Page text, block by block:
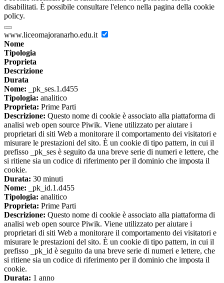
disabilitati. È possibile consultare l'elenco nella pagina della cookie
policy.
www.liceomajoranarho.edu.it
Nome
Tipologia
Proprieta
Descrizione
Durata
Nome: _pk_ses.1.d455
Tipologia: analitico
Proprieta: Prime Parti
Descrizione: Questo nome di cookie è associato alla piattaforma di
analisi web open source Piwik. Viene utilizzato per aiutare i
proprietari di siti Web a monitorare il comportamento dei visitatori e
misurare le prestazioni del sito. È un cookie di tipo pattern, in cui il
prefisso _pk_ses è seguito da una breve serie di numeri e lettere, che
si ritiene sia un codice di riferimento per il dominio che imposta il
cookie.
Durata: 30 minuti
Nome: _pk_id.1.d455
Tipologia: analitico
Proprieta: Prime Parti
Descrizione: Questo nome di cookie è associato alla piattaforma di
analisi web open source Piwik. Viene utilizzato per aiutare i
proprietari di siti Web a monitorare il comportamento dei visitatori e
misurare le prestazioni del sito. È un cookie di tipo pattern, in cui il
prefisso _pk_id è seguito da una breve serie di numeri e lettere, che
si ritiene sia un codice di riferimento per il dominio che imposta il
cookie.
Durata: 1 anno